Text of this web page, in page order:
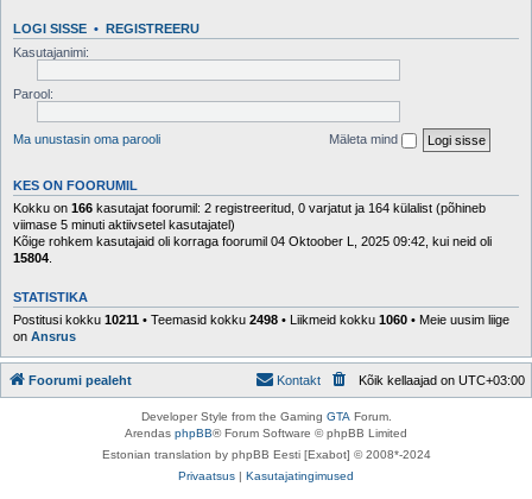
LOGI SISSE • REGISTREERU
Kasutajanimi:
Parool:
Ma unustasin oma parooli Mäleta mind
KES ON FOORUMIL
Kokku on 166 kasutajat foorumil: 2 registreeritud, 0 varjatut ja 164 külalist (põhineb
viimase 5 minuti aktiivsetel kasutajatel)
Kõige rohkem kasutajaid oli korraga foorumil 04 Oktoober L, 2025 09:42, kui neid oli
15804
STATISTIKA
Postitusi kokku 10211 • Teemasid kokku 2498 • Liikmeid kokku 1060 • Meie uusim liige
on Ansrus
Foorumi pealeht Kõik kellaajad on UTC+03:00
Kontakt
Developer Style from the Gaming GTA Forum.
Arendas phpBB® Forum Software © phpBB Limited
Estonian translation by phpBB Eesti [Exabot] © 2008*-2024
Privaatsus | Kasutajatingimused